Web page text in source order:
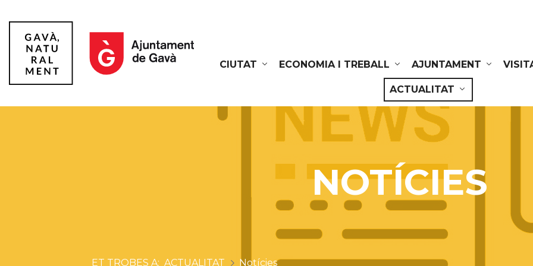
CIUTAT
ECONOMIA I TREBALL AJUNTAMENT
ACTUALITAT
NOTÍCIES
ACTUALITAT Notícies